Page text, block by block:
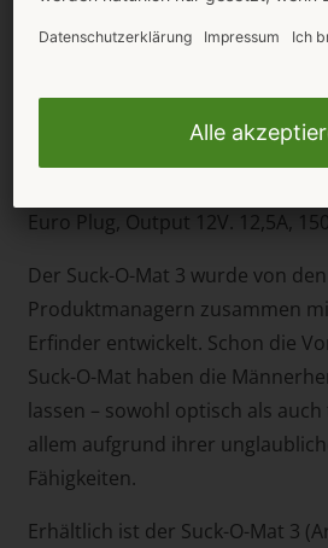
optimierten Motor mit bis zu
Power als sein Vorgänger
. Für
Euro Plug, Output 12V. 12,5A,
Der Suck-O-Mat 3 wurde von den
Produktmanagern zusammen
Erfinder entwickelt. Schon die
Suck-O-Mat haben die
lassen – sowohl optisch als
allem aufgrund ihrer
Fähigkeiten.
Erhältlich ist der Suck-O-Mat 3